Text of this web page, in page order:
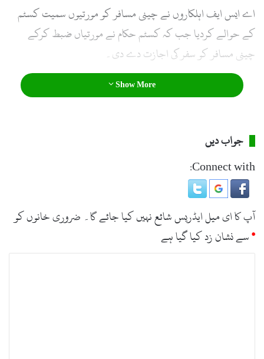
اے ایس ایف اہلکاروں نے چینی مسافر کو مورتیوں سمیت کسٹم
کے حوالے کردیا جب کہ کسٹم حکام نے مورتیاں ضبط کرکے
چینی مسافر کو سفر کی اجازت دے دی۔
Show More
جواب دیں
Connect with:
آپ کا ای میل ایڈریس شائع نہیں کیا جائے گا۔ ضروری خانوں کو
*سے نشان زد کیا گیا ہے